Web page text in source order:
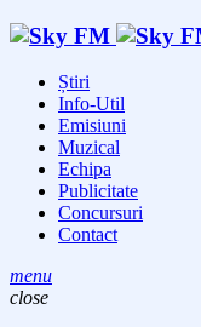
Știri
Info-Util
Emisiuni
Muzical
Echipa
Publicitate
Concursuri
Contact
menu
close